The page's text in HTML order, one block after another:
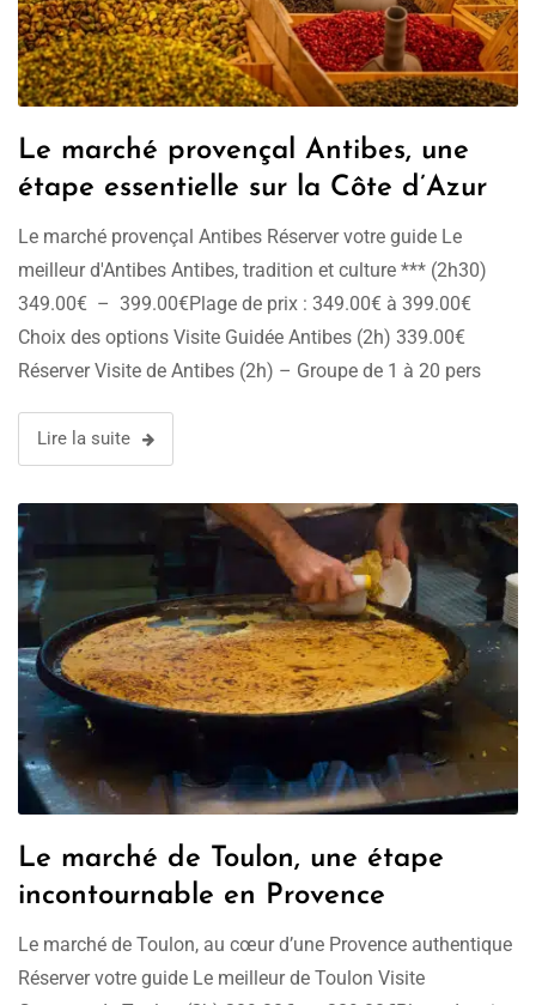
Le marché provençal Antibes, une
étape essentielle sur la Côte d’Azur
Le marché provençal Antibes Réserver votre guide Le
meilleur d'Antibes Antibes, tradition et culture *** (2h30)
349.00€ – 399.00€Plage de prix : 349.00€ à 399.00€
Choix des options Visite Guidée Antibes (2h) 339.00€
Réserver Visite de Antibes (2h) – Groupe de 1 à 20 pers
Choix des options …
Lire la suite
Le marché de Toulon, une étape
incontournable en Provence
Le marché de Toulon, au cœur d’une Provence authentique
Réserver votre guide Le meilleur de Toulon Visite